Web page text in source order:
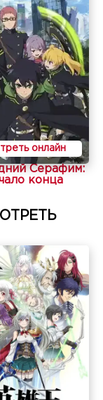
онлайн
Серафим:
конца